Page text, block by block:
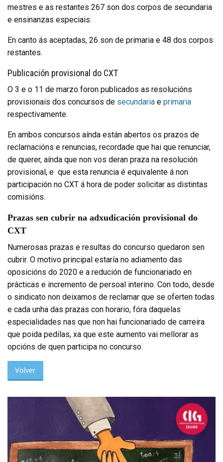
mestres e as restantes 267 son dos corpos de secundaria
e ensinanzas especiais.
En canto ás aceptadas, 26 son de primaria e 48 dos corpos
restantes.
Publicación provisional do CXT
O 3 e o 11 de marzo foron publicados as resolucións
provisionais dos concursos de secundaria e primaria
respectivamente.
En ambos concursos aínda están abertos os prazos de
reclamacións e renuncias, recordade que hai que renunciar,
de querer, aínda que non vos deran praza na resolución
provisional, e que esta renuncia é equivalente á non
participación no CXT á hora de poder solicitar as distintas
comisións.
Prazas sen cubrir na adxudicación provisional do
CXT
Numerosas prazas e resultas do concurso quedaron sen
cubrir. O motivo principal estaría no adiamento das
oposicións do 2020 e a redución de funcionariado en
prácticas e incremento de persoal interino. Con todo, desde
o sindicato non deixamos de reclamar que se oferten todas
e cada unha das prazas con horario, fóra daquelas
especialidades nas que non hai funcionariado de carreira
que poida pedilas, xa que este aumento vai mellorar as
opcións de quen participa no concurso.
Volver